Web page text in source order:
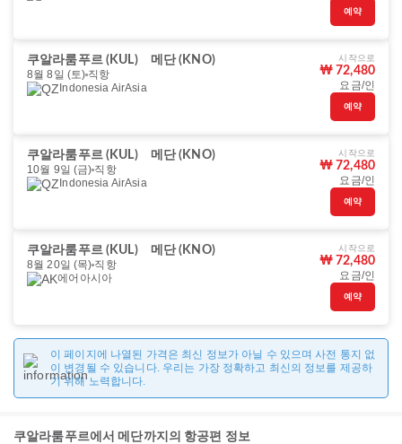
예약
쿠알라룸푸르 (KUL)
메단 (KNO)
8월 8일 (토) 직항
Indonesia AirAsia
시작으로
₩ 72,480
요금/인
예약
쿠알라룸푸르 (KUL)
메단 (KNO)
10월 9일 (금) 직항
Indonesia AirAsia
시작으로
₩ 72,480
요금/인
예약
쿠알라룸푸르 (KUL)
메단 (KNO)
8월 20일 (목) 직항
에어아시아
시작으로
₩ 72,480
요금/인
예약
이 페이지에 나열된 가격은 최신 정보가 아닐 수 있으며 사전 통지 없
이 변경될 수 있습니다. 우리는 가장 정확하고 최신의 정보를 제공하
기 위해 노력합니다.
쿠알라룸푸르에서 메단까지의 항공편 정보